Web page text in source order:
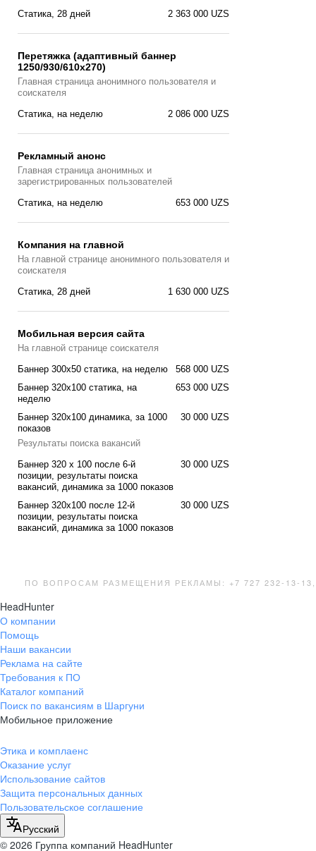
2 363 000 UZS
Статика, 28 дней
Перетяжка (адаптивный баннер
1250/930/610х270)
Главная страницa анонимного пользователя и
соискателя
2 086 000 UZS
Статика, на неделю
Рекламный анонс
Главная страница анонимных и
зарегистрированных пользователей
653 000 UZS
Статика, на неделю
Компания на главной
На главной странице анонимного пользователя и
соискателя
1 630 000 UZS
Статика, 28 дней
Мобильная версия сайта
На главной странице соискателя
568 000 UZS
Баннер 300x50 статика, на неделю
653 000 UZS
Баннер 320x100 cтатика, на
неделю
30 000 UZS
Баннер 320x100 динамика, за 1000
показов
Результаты поиска вакансий
30 000 UZS
Баннер 320 x 100 после 6-й
позиции, результаты поиска
вакансий, динамика за 1000 показов
30 000 UZS
Баннер 320x100 после 12-й
позиции, результаты поиска
вакансий, динамика за 1000 показов
ПО ВОПРОСАМ РАЗМЕЩЕНИЯ РЕКЛАМЫ: +7 727 232-13-13,
HeadHunter
О компании
Помощь
Наши вакансии
Реклама на сайте
Требования к ПО
Каталог компаний
Поиск по вакансиям в Шаргуни
Мобильное приложение
Этика и комплаенс
Оказание услуг
Использование сайтов
Защита персональных данных
Пользовательское соглашение
Русский
© 2026 Группа компаний HeadHunter